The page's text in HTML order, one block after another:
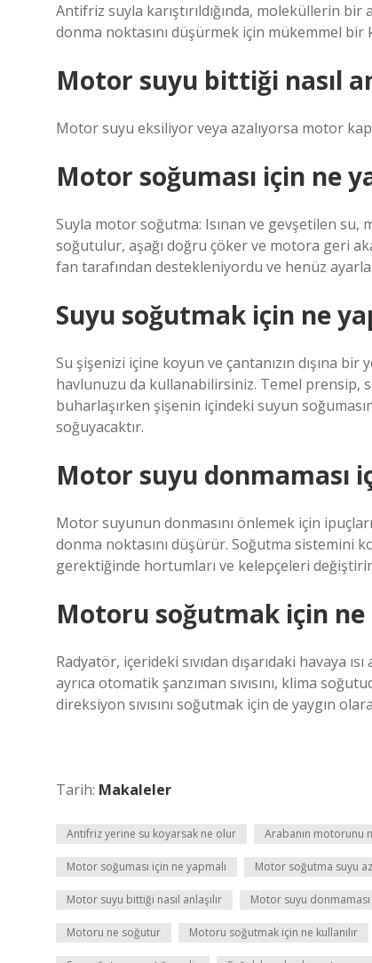
Antifriz suyla karıştırıldığında, moleküllerin
donma noktasını düşürmek için mükemmel
Motor suyu bittiği nasıl
Motor suyu eksiliyor veya azalıyorsa motor
Motor soğuması için ne
Suyla motor soğutma: Isınan ve gevşetilen su,
soğutulur, aşağı doğru çöker ve motora geri
fan tarafından destekleniyordu ve henüz
Suyu soğutmak için ne
Su şişenizi içine koyun ve çantanızın dışına
havlunuzu da kullanabilirsiniz. Temel prensip,
buharlaşırken şişenin içindeki suyun
soğuyacaktır.
Motor suyu donmaması
Motor suyunun donmasını önlemek için
donma noktasını düşürür. Soğutma sistemini
gerektiğinde hortumları ve kelepçeleri
Motoru soğutmak için ne
Radyatör, içerideki sıvıdan dışarıdaki havaya
ayrıca otomatik şanzıman sıvısını, klima
direksiyon sıvısını soğutmak için de yaygın
Tarih: Makaleler
Antifriz yerine su koyarsak ne olur Arabanın motorunu
Motor soğuması için ne yapmalı Motor soğutma suyu
Motor suyu bittiği nasıl anlaşılır Motor suyu
Motoru ne soğutur Motoru soğutmak için ne kullanılır